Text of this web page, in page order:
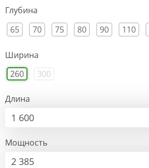
Глубина
65
70 75 80 90 110
Ширина
260
300
Длина
1 600
Мощность
2 385